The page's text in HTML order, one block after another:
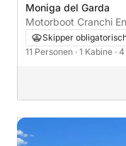
Moniga del Garda
Skipper
11 Personen · 1 Kabine ·